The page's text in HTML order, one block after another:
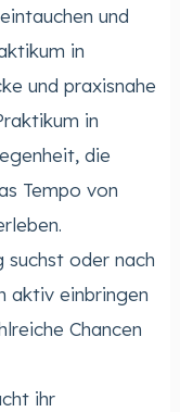
und
in
und praxisnahe
in
die
Tempo von
suchst oder nach
aktiv einbringen
Chancen
ihr